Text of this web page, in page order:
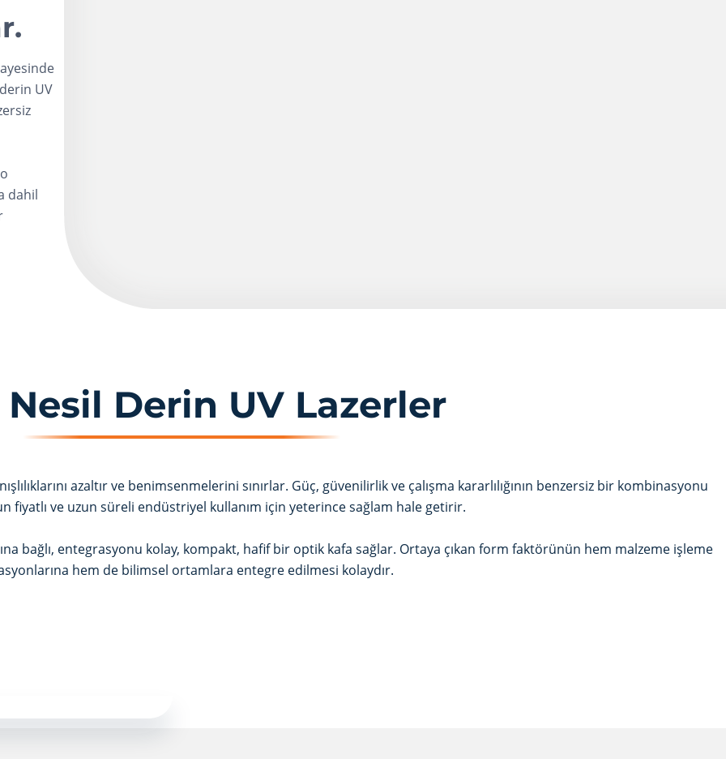
UV
dahil
Nesil Derin UV Lazerler
azaltır ve benimsenmelerini sınırlar. Güç, güvenilirlik ve çalışma kararlılığının benzersiz bir kombinasyonu
fiyatlı ve uzun süreli endüstriyel kullanım için yeterince sağlam hale getirir.
bağlı, entegrasyonu kolay, kompakt, hafif bir optik kafa sağlar. Ortaya çıkan form faktörünün hem malzeme işleme
hem de bilimsel ortamlara entegre edilmesi kolaydır.